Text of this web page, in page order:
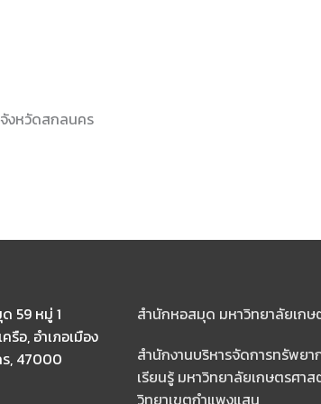
งหวัดสกลนคร
59 หมู่ 1
รือ, อำเภอเมือง
, 47000
สำนักหอสมุด มหาวิทยาลัยเก
สำนักงานบริหารจัดการทรัพยา
เรียนรู้ มหาวิทยาลัยเกษตรศาส
วิทยาเขตกำแพงแสน